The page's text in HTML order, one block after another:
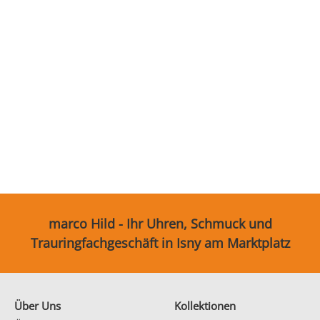
marco Hild - Ihr Uhren, Schmuck und
Trauringfachgeschäft in Isny am Marktplatz
Über Uns
Kollektionen